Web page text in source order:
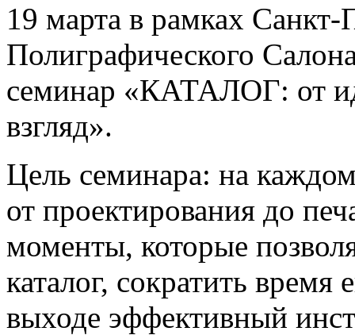
19 марта в рамках Санкт-
Полиграфического
семинар «КАТАЛОГ: от
взгляд».
Цель семинара: на каждом
от проектирования до
моменты, которые
каталог, сократить время
выходе эффективный